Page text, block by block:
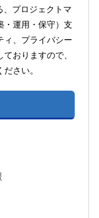
、プロジェクトマ
・運用・保守）支
ィ、プライバシー
おりますので、
さい。